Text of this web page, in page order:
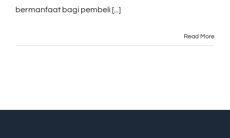
bermanfaat bagi pembeli [...]
Read More